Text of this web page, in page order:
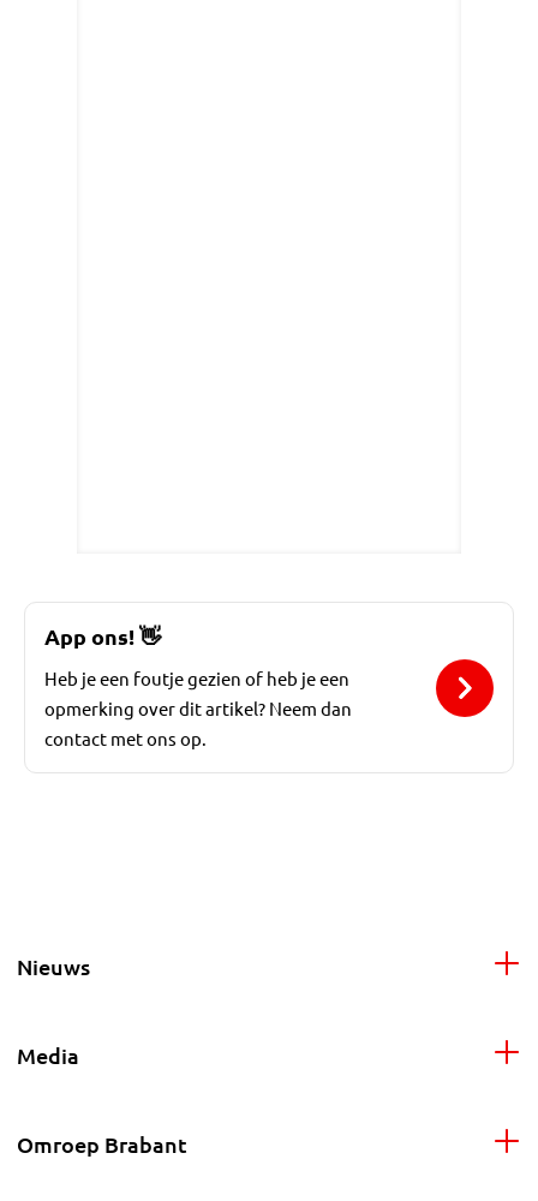
App ons!👋
Heb je een foutje gezien of heb je een
opmerking over dit artikel? Neem dan
contact met ons op.
Nieuws
Media
Omroep Brabant